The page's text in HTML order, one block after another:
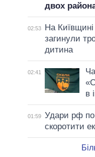
двох
02:53
На Київщині
загинули
дитина
02:41
в
01:59 Удари рф по
скоротити